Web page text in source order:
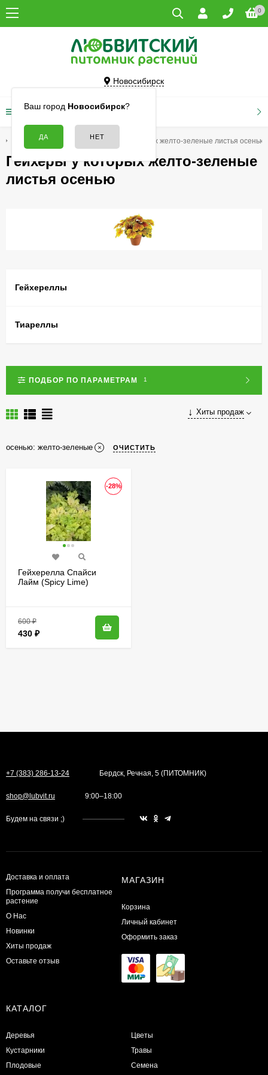
0
Новосибирск
Ваш город Новосибирск?
КАТАЛОГ ТОВАРОВ
Гейхеры у которых желто-зеленые листья осенью
Гейхеры у которых желто-зеленые
листья осенью
Гейхереллы
Тиареллы
ПОДБОР ПО ПАРАМЕТРАМ 1
Хиты продаж
осенью: желто-зеленые ОЧИСТИТЬ
-28%
Гейхерелла Спайси
Лайм (Spicy Lime)
600₽
430 ₽
+7 (383) 286-13-24 Бердск, Речная, 5 (ПИТОМНИК)
shop@lubvit.ru 9:00–18:00
Будем на связи ;)
Доставка и оплата
Программа получи бесплатное
растение
О Нас
Новинки
Хиты продаж
Оставьте отзыв
МАГАЗИН
Корзина
Личный кабинет
Оформить заказ
КАТАЛОГ
Деревья
Кустарники
Плодовые
Цветы
Травы
Семена